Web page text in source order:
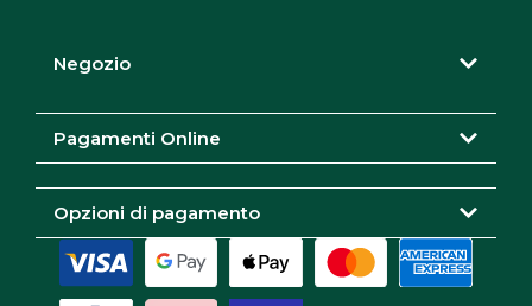
r
a
o
k
Negozio
Pagamenti Online
Opzioni di pagamento